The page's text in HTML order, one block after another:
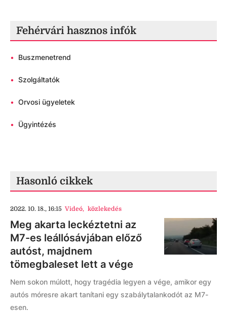
Fehérvári hasznos infók
• Buszmenetrend
• Szolgáltatók
• Orvosi ügyeletek
• Ügyintézés
Hasonló cikkek
2022. 10. 18., 16:15 Videó, közlekedés
Meg akarta leckéztetni az
M7-es leállósávjában előző
autóst, majdnem
tömegbaleset lett a vége
Nem sokon múlott, hogy tragédia legyen a vége, amikor egy
autós móresre akart tanítani egy szabálytalankodót az M7-
esen.